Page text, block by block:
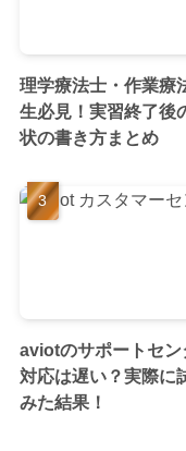
理学療法士・作業療
生必見！実習終了後
状の書き方まとめ
aviotのサポートセン
対応は遅い？実際に
みた結果！